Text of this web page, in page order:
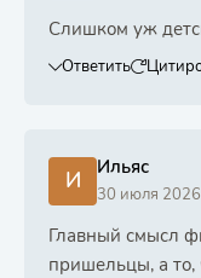
Слишком уж
Ответить
И Ильяс
30 июля
Главный смысл
пришельцы, а